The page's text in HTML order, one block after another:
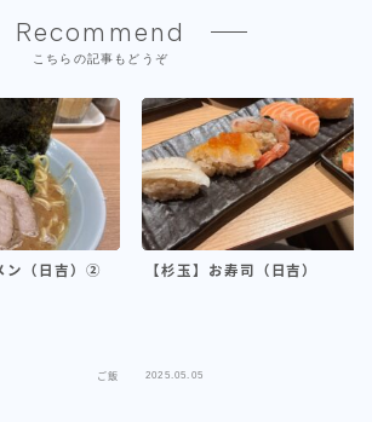
Recommend
こちらの記事もどうぞ
ン（日吉）② 【杉玉】お寿司（日吉）